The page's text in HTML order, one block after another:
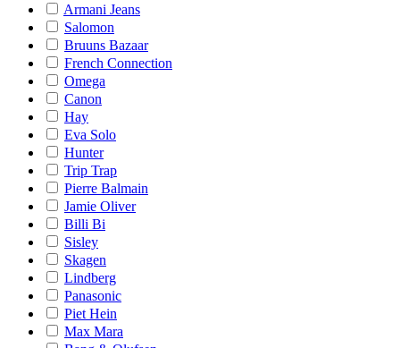
Armani Jeans
Salomon
Bruuns Bazaar
French Connection
Omega
Canon
Hay
Eva Solo
Hunter
Trip Trap
Pierre Balmain
Jamie Oliver
Billi Bi
Sisley
Skagen
Lindberg
Panasonic
Piet Hein
Max Mara